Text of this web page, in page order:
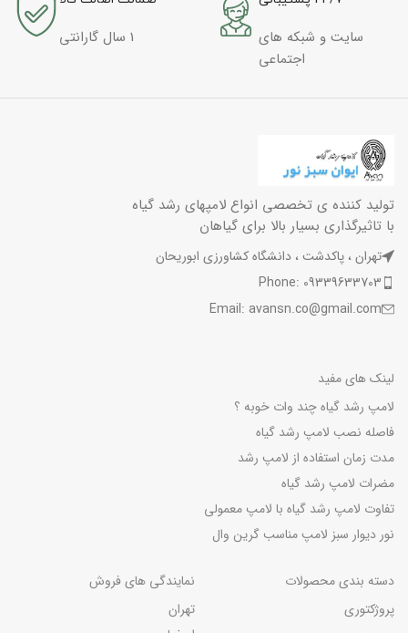
سایت و شبکه های
اجتماعی
1 سال گارانتی
تولید کننده ی تخصصی انواع لامپهای رشد گیاه
با تاثیرگذاری بسیار بالا برای گیاهان
تهران ، پاکدشت ، دانشگاه کشاورزی ابوریحان
Phone: 09339633703
Email: avansn.co@gmail.com
لینک های مفید
لامپ رشد گیاه چند وات خوبه ؟
فاصله نصب لامپ رشد گیاه
مدت زمان استفاده از لامپ رشد
مضرات لامپ رشد گیاه
تفاوت لامپ رشد گیاه با لامپ معمولی
نور دیوار سبز لامپ مناسب گرین وال
دسته بندی محصولات
پروژکتوری
نمایندگی های فروش
تهران